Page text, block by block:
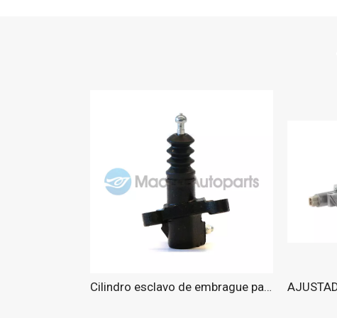
Cilindro esclavo de embrague para CHEVROLET 2003-